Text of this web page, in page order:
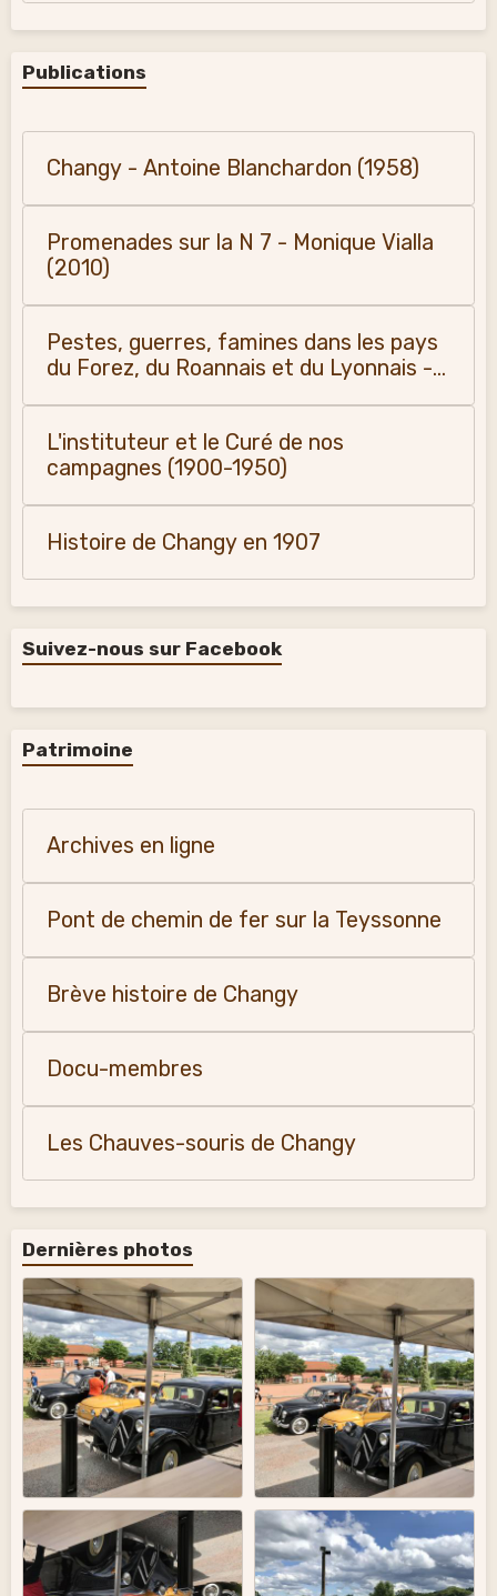
Publications
Changy - Antoine Blanchardon (1958)
Promenades sur la N 7 - Monique Vialla
(2010)
Pestes, guerres, famines dans les pays
du Forez, du Roannais et du Lyonnais -
L'instituteur et le Curé de nos
campagnes (1900-1950)
Histoire de Changy en 1907
Suivez-nous sur Facebook
Patrimoine
Archives en ligne
Pont de chemin de fer sur la Teyssonne
Brève histoire de Changy
Docu-membres
Les Chauves-souris de Changy
Dernières photos